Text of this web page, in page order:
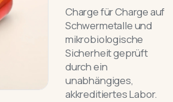
Charge für Charge auf
Schwermetalle und
mikrobiologische
Sicherheit geprüft
durch ein
unabhängiges,
akkreditiertes Labor.